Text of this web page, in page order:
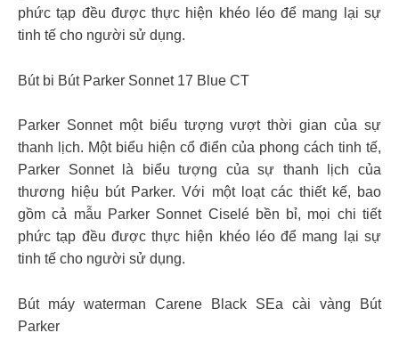
phức tạp đều được thực hiện khéo léo để mang lại sự
tinh tế cho người sử dụng.
Bút bi Bút Parker Sonnet 17 Blue CT
Parker Sonnet một biểu tượng vượt thời gian của sự
thanh lịch. Một biểu hiện cổ điển của phong cách tinh tế,
Parker Sonnet là biểu tượng của sự thanh lịch của
thương hiệu bút Parker. Với một loạt các thiết kế, bao
gồm cả mẫu Parker Sonnet Ciselé bền bỉ, mọi chi tiết
phức tạp đều được thực hiện khéo léo để mang lại sự
tinh tế cho người sử dụng.
Bút máy waterman Carene Black SEa cài vàng Bút
Parker